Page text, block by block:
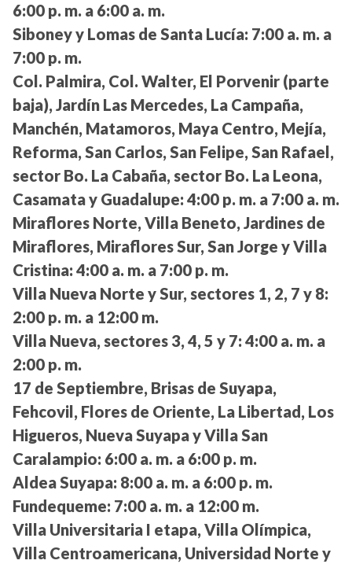
6:00 p. m. a 6:00 a. m.
Siboney y Lomas de Santa Lucía: 7:00 a. m. a
7:00 p. m.
Col. Palmira, Col. Walter, El Porvenir (parte
baja), Jardín Las Mercedes, La Campaña,
Manchén, Matamoros, Maya Centro, Mejía,
Reforma, San Carlos, San Felipe, San Rafael,
sector Bo. La Cabaña, sector Bo. La Leona,
Casamata y Guadalupe: 4:00 p. m. a 7:00 a. m.
Miraflores Norte, Villa Beneto, Jardines de
Miraflores, Miraflores Sur, San Jorge y Villa
Cristina: 4:00 a. m. a 7:00 p. m.
Villa Nueva Norte y Sur, sectores 1, 2, 7 y 8:
2:00 p. m. a 12:00 m.
Villa Nueva, sectores 3, 4, 5 y 7: 4:00 a. m. a
2:00 p. m.
17 de Septiembre, Brisas de Suyapa,
Fehcovil, Flores de Oriente, La Libertad, Los
Higueros, Nueva Suyapa y Villa San
Caralampio: 6:00 a. m. a 6:00 p. m.
Aldea Suyapa: 8:00 a. m. a 6:00 p. m.
Fundequeme: 7:00 a. m. a 12:00 m.
Villa Universitaria I etapa, Villa Olímpica,
Villa Centroamericana, Universidad Norte y